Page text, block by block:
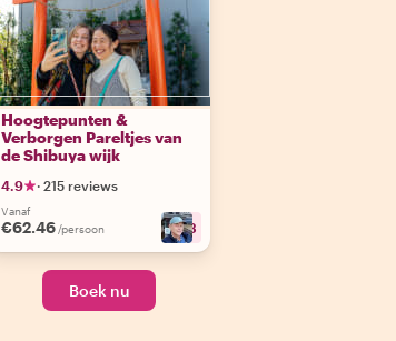
Hoogtepunten &
Verborgen Pareltjes van
de Shibuya wijk
4.9 · 215 reviews
Vanaf
€62.46 /persoon +13
Boek nu